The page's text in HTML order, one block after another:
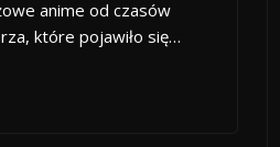
anime od czasów
które pojawiło się…